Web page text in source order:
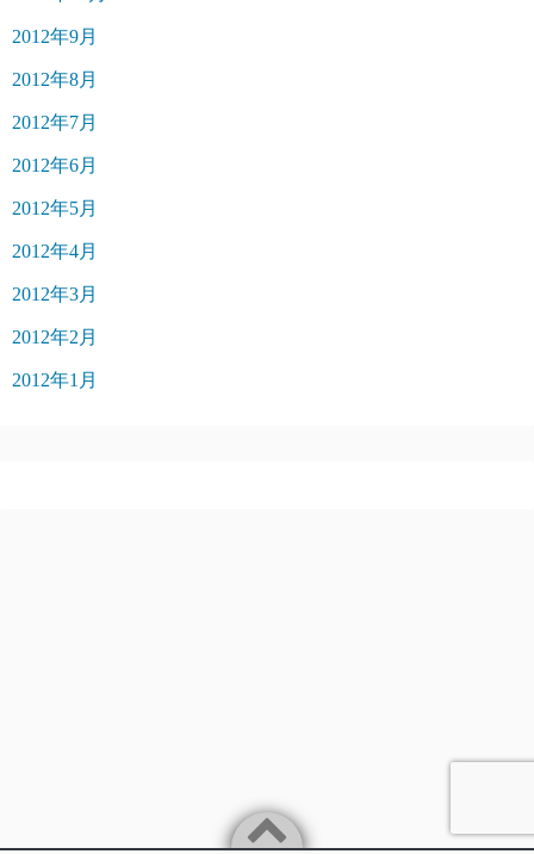
2012年9月
2012年8月
2012年7月
2012年6月
2012年5月
2012年4月
2012年3月
2012年2月
2012年1月